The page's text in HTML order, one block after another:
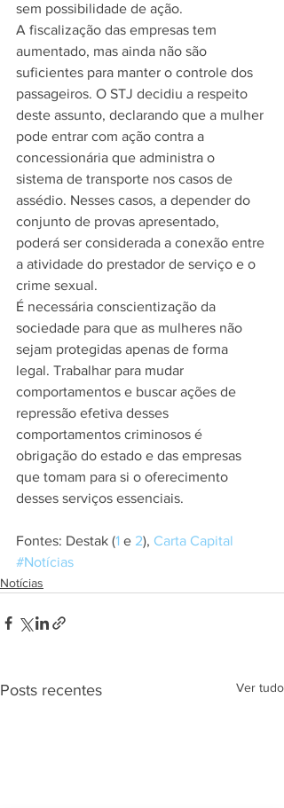
sem possibilidade de ação.
A fiscalização das empresas tem
aumentado, mas ainda não são
suficientes para manter o controle dos
passageiros. O STJ decidiu a respeito
deste assunto, declarando que a mulher
pode entrar com ação contra a
concessionária que administra o
sistema de transporte nos casos de
assédio. Nesses casos, a depender do
conjunto de provas apresentado,
poderá ser considerada a conexão entre
a atividade do prestador de serviço e o
crime sexual.
É necessária conscientização da
sociedade para que as mulheres não
sejam protegidas apenas de forma
legal. Trabalhar para mudar
comportamentos e buscar ações de
repressão efetiva desses
comportamentos criminosos é
obrigação do estado e das empresas
que tomam para si o oferecimento
desses serviços essenciais.
Fontes: Destak (1 e 2), Carta Capital
#Notícias
Notícias
Posts recentes Ver tudo